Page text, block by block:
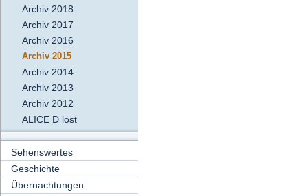
Archiv 2018
Archiv 2017
Archiv 2016
Archiv 2015
Archiv 2014
Archiv 2013
Archiv 2012
ALICE D lost
Sehenswertes
Geschichte
Übernachtungen